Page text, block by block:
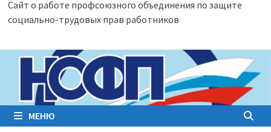
Сайт о работе профсоюзного объединения по защите
социально-трудовых прав работников
МЕНЮ